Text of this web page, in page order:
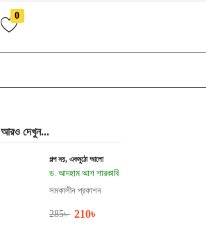
0
আরও দেখুন...
গল্প নয়, একমুঠো আলো
ড. আদহাম আশ শারকাবি
সমকালীন প্রকাশন
285৳ 210৳